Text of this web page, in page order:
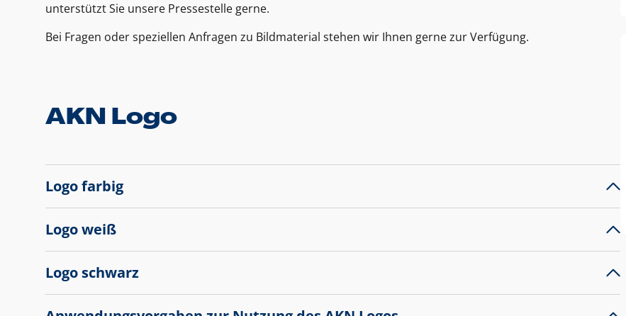
unterstützt Sie unsere Pressestelle gerne.
Bei Fragen oder speziellen Anfragen zu Bildmaterial stehen wir Ihnen gerne zur Verfügung.
AKN Logo
Logo farbig
Logo weiß
Logo schwarz